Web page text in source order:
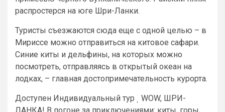
распростерся на юге Шри-Ланки.
Туристы съезжаются сюда еще с одной целью – в
Мириссе можно отправиться на китовое сафари.
Синие киты и дельфины, на которых можно
посмотреть, отправляясь в открытый океан на
лодках, – главная достопримечательность курорта.
Доступен Индивидуальный тур
WOW, ШРИ-